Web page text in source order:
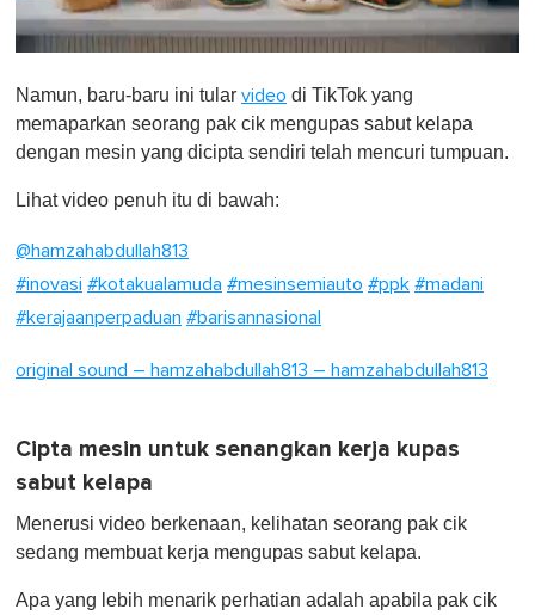
e
c
n
s
1
i
n
u
e
Namun, baru-baru ini tular video di TikTok yang
memaparkan seorang pak cik mengupas sabut kelapa
dengan mesin yang dicipta sendiri telah mencuri tumpuan.
Lihat video penuh itu di bawah:
@hamzahabdullah813
#inovasi #kotakualamuda #mesinsemiauto #ppk #madani
#kerajaanperpaduan #barisannasional
original sound – hamzahabdullah813 – hamzahabdullah813
Cipta mesin untuk senangkan kerja kupas
sabut kelapa
Menerusi video berkenaan, kelihatan seorang pak cik
sedang membuat kerja mengupas sabut kelapa.
Apa yang lebih menarik perhatian adalah apabila pak cik